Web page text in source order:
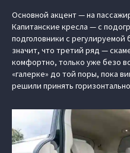
Основной акцент — на
Капитанские кресла — с
подголовники с
значит, что третий ряд —
комфортно, только уже безо
«галерке» до той поры, пока
решили принять